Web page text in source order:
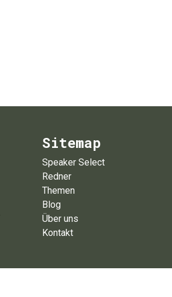
Sitemap
Speaker Select
Redner
Themen
Blog
Über uns
Kontakt